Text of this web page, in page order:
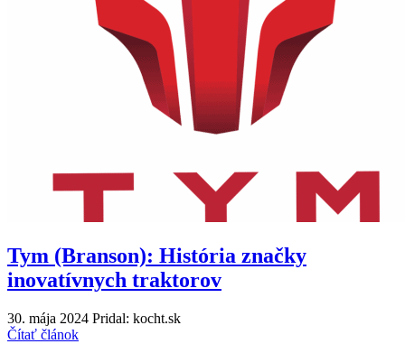
Tym (Branson): História značky
inovatívnych traktorov
30. mája 2024 Pridal: kocht.sk
Čítať článok